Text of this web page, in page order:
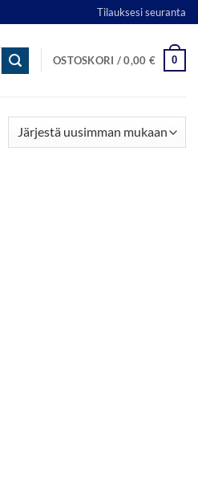
Tilauksesi seuranta
OSTOSKORI /0,00 € 0